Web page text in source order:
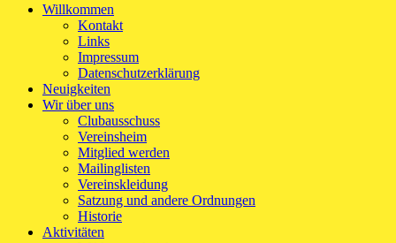
Willkommen
Kontakt
Links
Impressum
Datenschutzerklärung
Neuigkeiten
Wir über uns
Clubausschuss
Vereinsheim
Mitglied werden
Mailinglisten
Vereinskleidung
Satzung und andere Ordnungen
Historie
Aktivitäten